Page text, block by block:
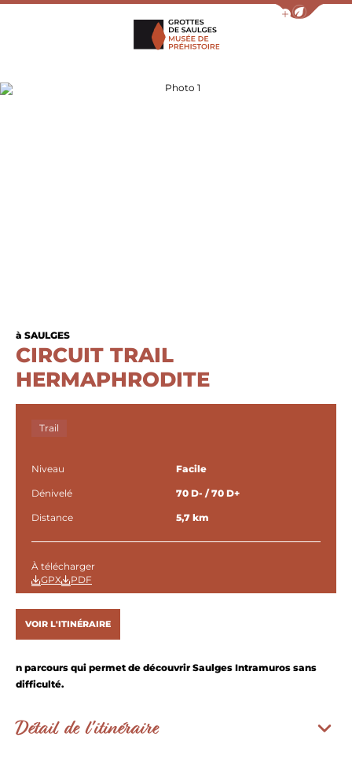
Afficher la
à SAULGES
CIRCUIT TRAIL
HERMAPHRODITE
Photo 1
n parcours qui permet de découvrir Saulges Intramuros sans
difficulté.
Détail de l'itinéraire
Trail
Niveau Facile
Dénivelé 70 D- / 70 D+
Distance 5,7 km
À télécharger
GPX
PDF
VOIR L'ITINÉRAIRE